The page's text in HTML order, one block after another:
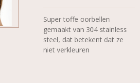
Super toffe oorbellen
gemaakt van 304 stainless
steel, dat betekent dat ze
niet verkleuren